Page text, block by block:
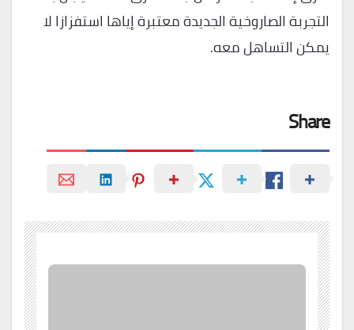
التجربة الصاروخية الجديدة معتبرة إياها استفزازا لا
يمكن التساهل معه.
Share